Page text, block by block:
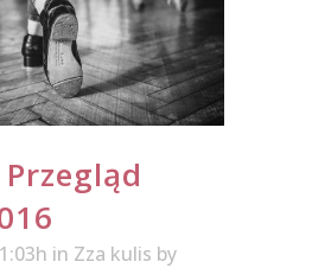
Przegląd
in Zza kulis by